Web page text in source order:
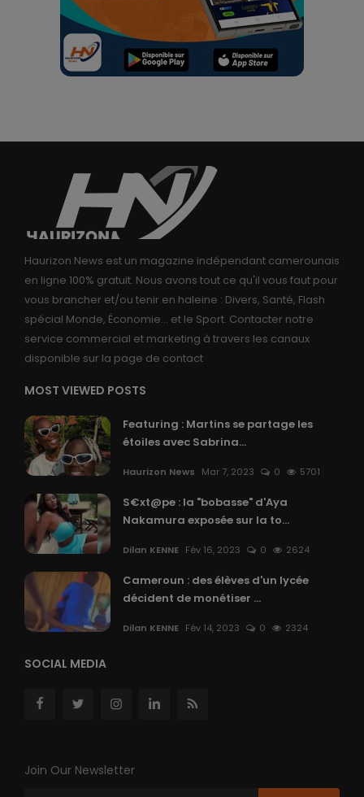
Haurizon News est un magazine indépendant camerounais
en ligne 100% gratuit. Nous avons tout ce qu'il vous faut pour
vous brancher et/ou tenir en haleine : Divers, Santé, Flash
spécial Monde, Économie... et le Sport. Contacter notre
service commercial et marketing à travers les canaux
disponible sur la page de contact
MOST VIEWED POSTS
Featuring : Martins se partage les
étoiles avec Sabrina...
Haurizon News Mar 7, 2023 0 5701
S€xt@pe : la "bobasse" d'Aya
Nakamura exposée sur la to...
Dilan KENNE Fév 16, 2023 0 2624
Cameroun : des élèves d'un lycée
décident de monétiser ...
Dilan KENNE Fév 14, 2023 0 2324
SOCIAL MEDIA
Join Our Newsletter